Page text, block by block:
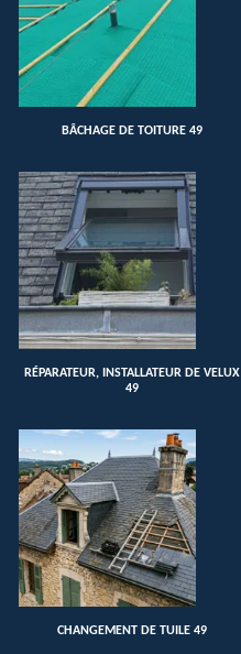
BÂCHAGE DE TOITURE 49
RÉPARATEUR, INSTALLATEUR DE VELUX
49
CHANGEMENT DE TUILE 49